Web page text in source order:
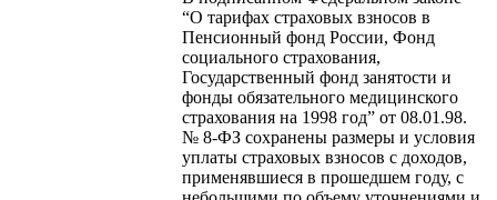
“О тарифах страховых взносов в
Пенсионный фонд России, Фонд
социального страхования,
Государственный фонд занятости и
фонды обязательного медицинского
страхования на 1998 год” от 08.01.98.
№ 8-ФЗ сохранены размеры и условия
уплаты страховых взносов с доходов,
применявшиеся в прошедшем году, с